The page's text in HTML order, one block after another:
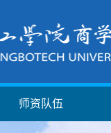
师资队伍